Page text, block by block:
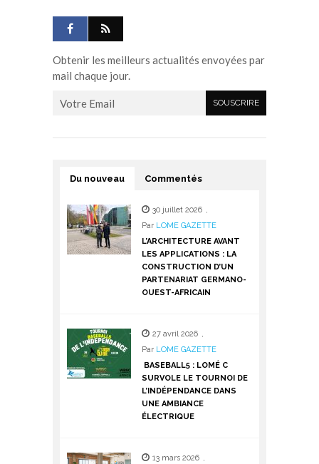
Obtenir les meilleurs actualités envoyées par
mail chaque jour.
Du nouveau Commentés
30 juillet 2026 ,
Par LOME GAZETTE
L’ARCHITECTURE AVANT
LES APPLICATIONS : LA
CONSTRUCTION D’UN
PARTENARIAT GERMANO-
OUEST-AFRICAIN
27 avril 2026 ,
Par LOME GAZETTE
BASEBALL5 : LOMÉ C
SURVOLE LE TOURNOI DE
L’INDÉPENDANCE DANS
UNE AMBIANCE
ÉLECTRIQUE
13 mars 2026 ,